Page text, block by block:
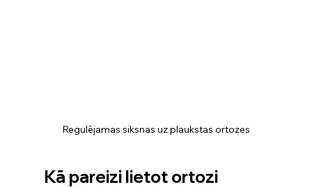
Regulējamas siksnas uz plaukstas ortozes
Kā pareizi lietot ortozi